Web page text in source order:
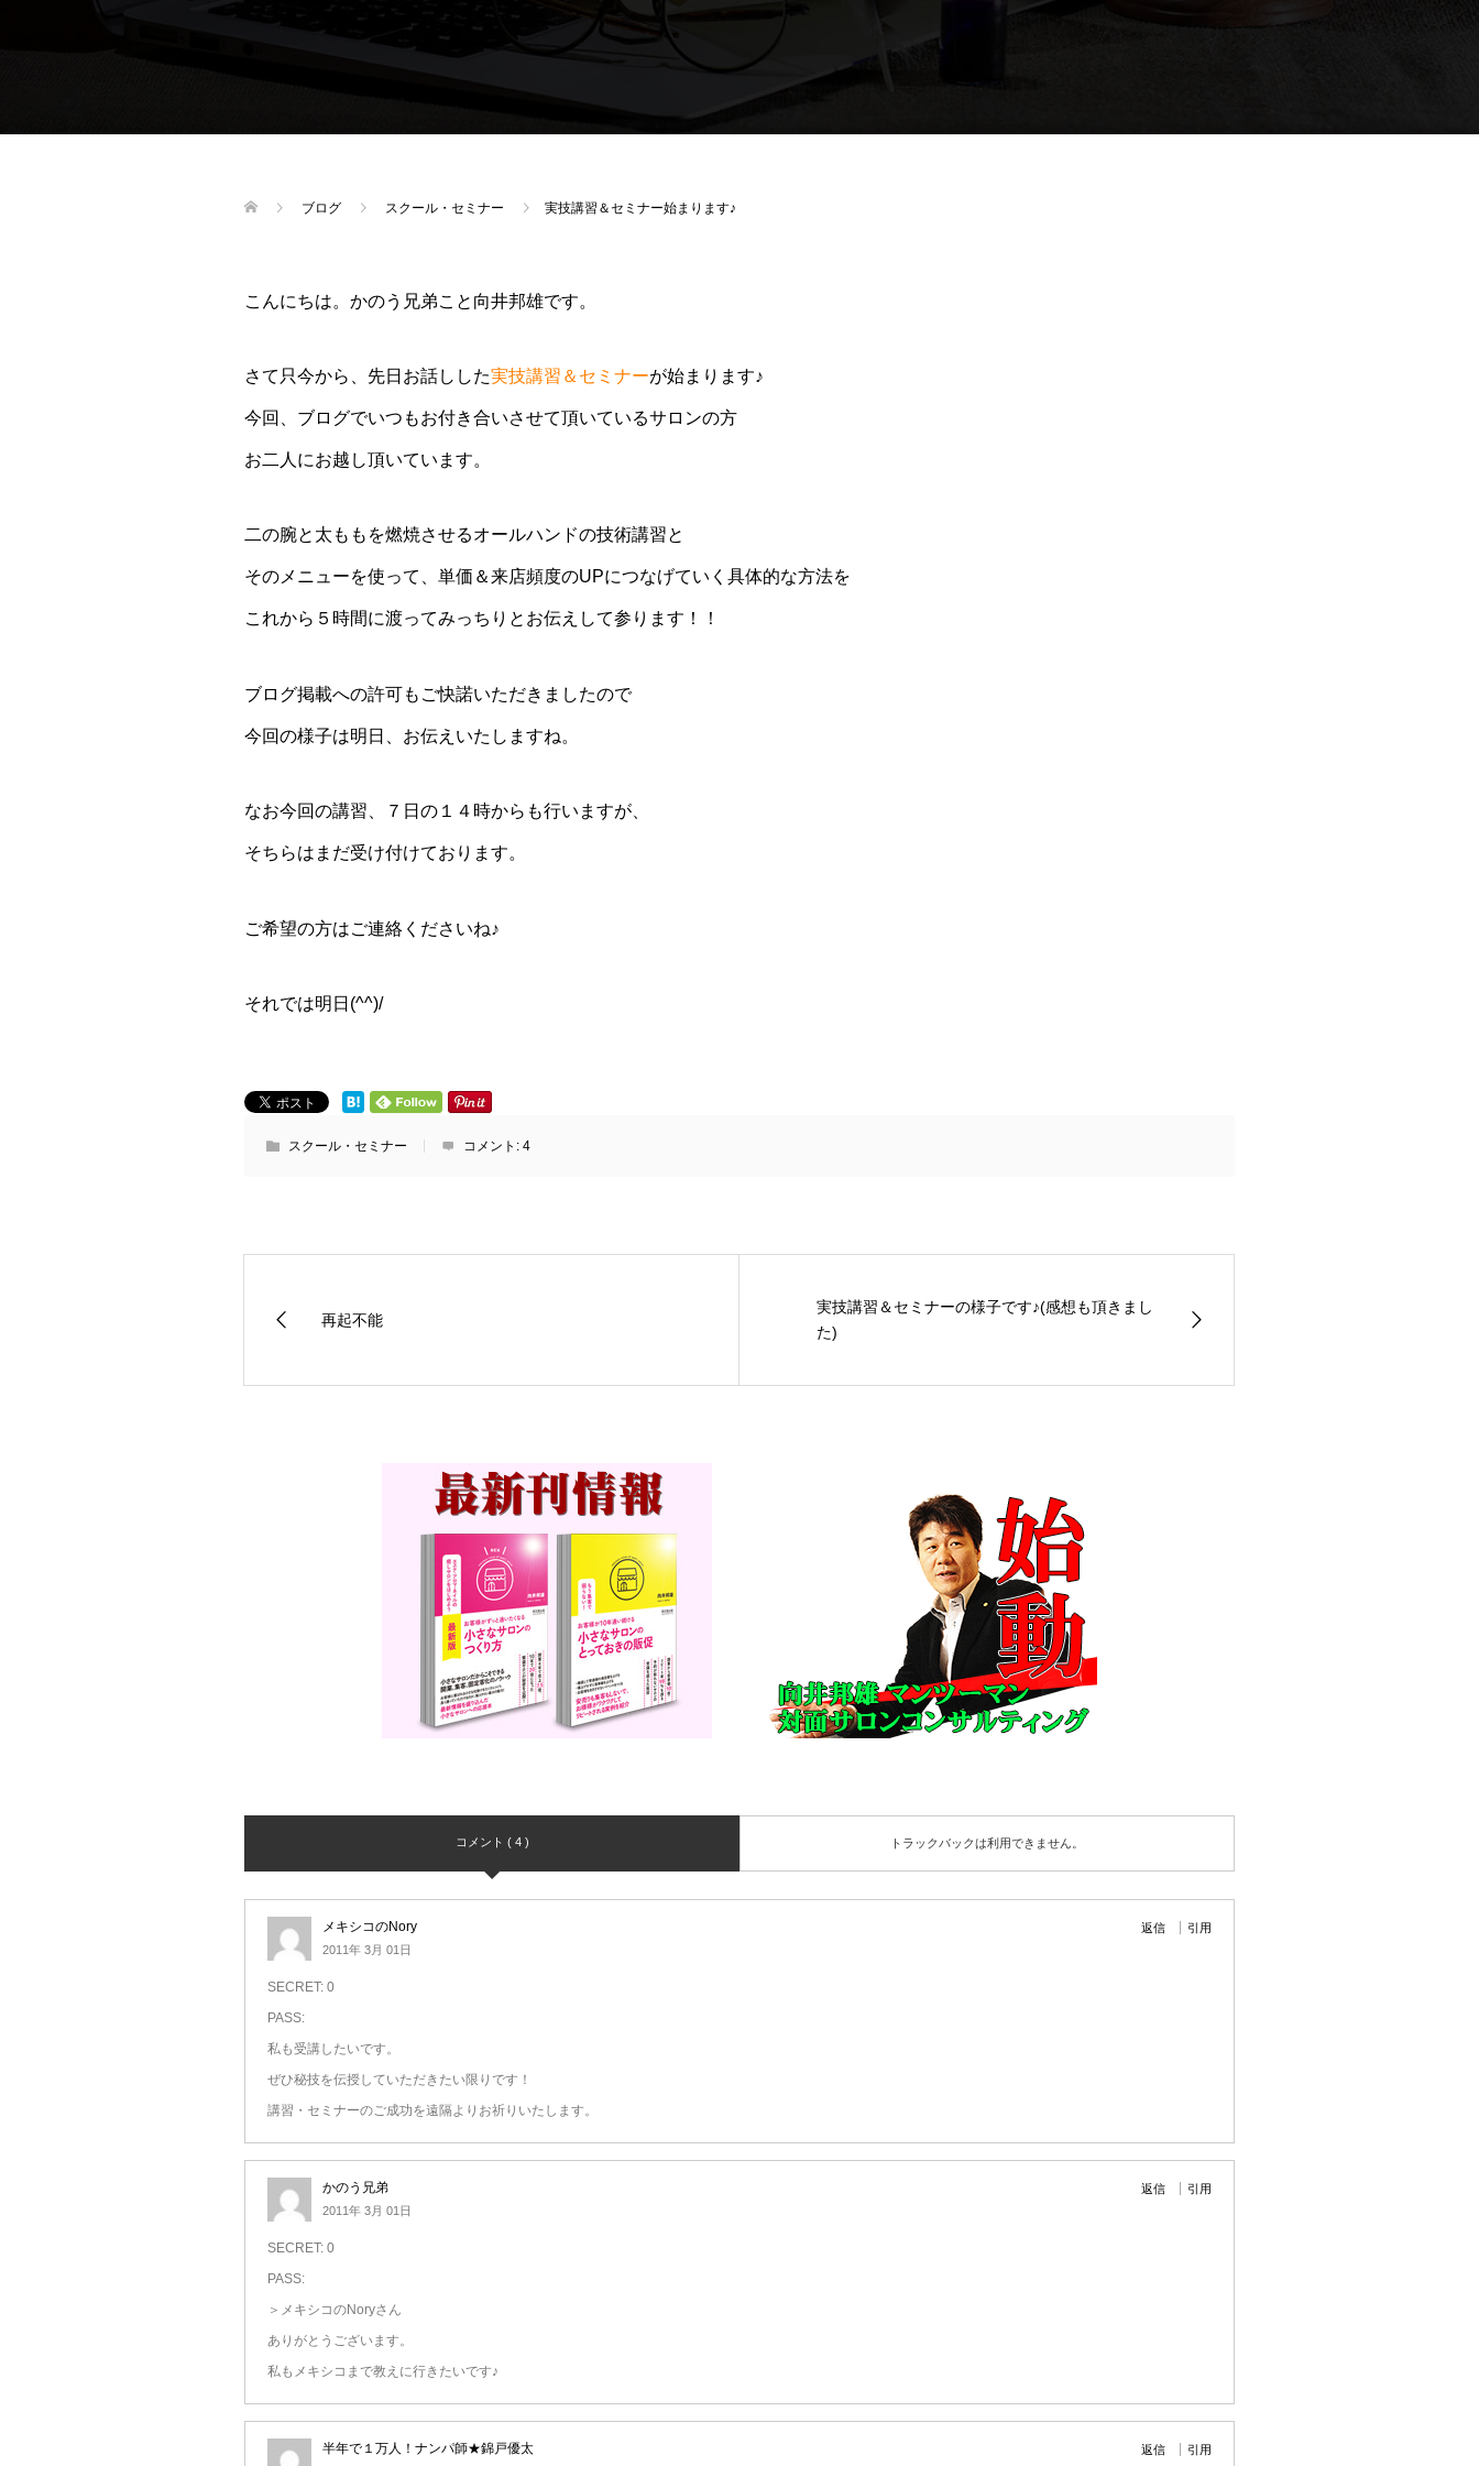
ブログ スクール・セミナー 実技講習＆セミナー始まります♪
こんにちは。かのう兄弟こと向井邦雄です。
さて只今から、先日お話しした実技講習＆セミナーが始まります♪
今回、ブログでいつもお付き合いさせて頂いているサロンの方
お二人にお越し頂いています。
二の腕と太ももを燃焼させるオールハンドの技術講習と
そのメニューを使って、単価＆来店頻度のUPにつなげていく具体的な方法を
これから５時間に渡ってみっちりとお伝えして参ります！！
ブログ掲載への許可もご快諾いただきましたので
今回の様子は明日、お伝えいたしますね。
なお今回の講習、７日の１４時からも行いますが、
そちらはまだ受け付けております。
ご希望の方はご連絡くださいね♪
それでは明日(^^)/
スクール・セミナー コメント: 4
再起不能
実技講習＆セミナーの様子です♪(感想も頂きまし
た)
コメント ( 4 ) トラックバックは利用できません。
メキシコのNory
2011年 3月 01日
返信 引用
SECRET: 0
PASS:
私も受講したいです。
ぜひ秘技を伝授していただきたい限りです！
講習・セミナーのご成功を遠隔よりお祈りいたします。
かのう兄弟
2011年 3月 01日
返信 引用
SECRET: 0
PASS:
＞メキシコのNoryさん
ありがとうございます。
私もメキシコまで教えに行きたいです♪
半年で１万人！ナンパ師★錦戸優太 返信 引用